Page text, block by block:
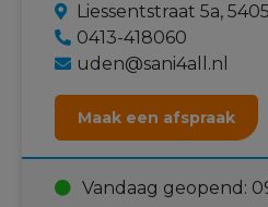
Liessentstraat 5a,
0413-418060
uden@sani4all.nl
Maak een afspraak
Vandaag geopend: